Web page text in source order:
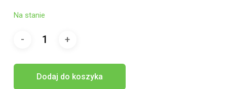
Na stanie
Dodaj do koszyka